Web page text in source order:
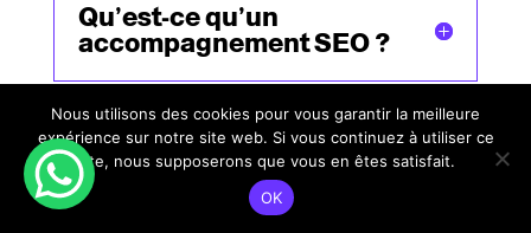
Qu’est-ce qu’un
accompagnement SEO ?
Combien coûte un
consultant SEO à
Grenoble?
Nous utilisons des cookies pour vous garantir la meilleure
expérience sur notre site web. Si vous continuez à utiliser ce
site, nous supposerons que vous en êtes satisfait.
OK